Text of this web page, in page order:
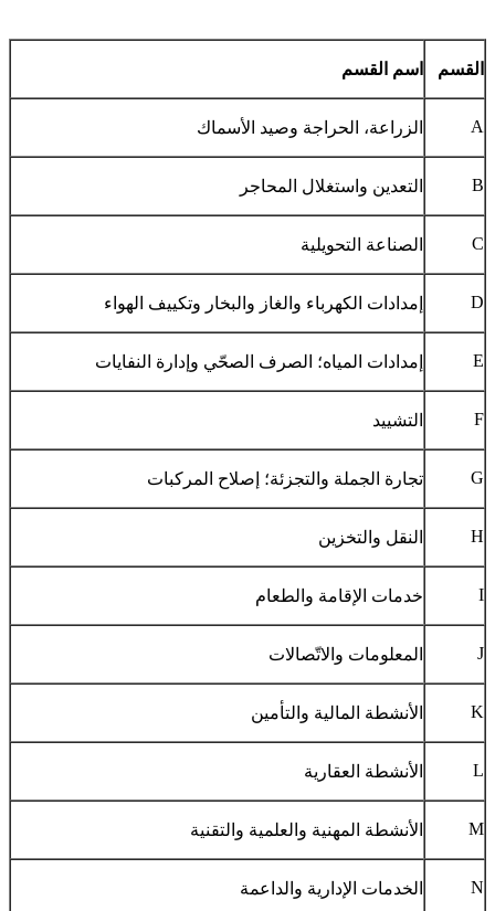
القسم اسم القسم
A الزراعة، الحراجة وصيد الأسماك
B التعدين واستغلال المحاجر
C الصناعة التحويلية
D إمدادات الكهرباء والغاز والبخار وتكييف الهواء
E إمدادات المياه؛ الصرف الصحّي وإدارة النفايات
F التشييد
G تجارة الجملة والتجزئة؛ إصلاح المركبات
H النقل والتخزين
I خدمات الإقامة والطعام
J المعلومات والاتّصالات
K الأنشطة المالية والتأمين
L الأنشطة العقارية
M الأنشطة المهنية والعلمية والتقنية
N الخدمات الإدارية والداعمة